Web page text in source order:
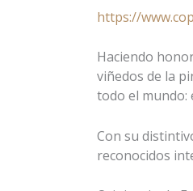
https://
Haciendo
viñedos de la
todo el mundo:
Con su
reconocidos